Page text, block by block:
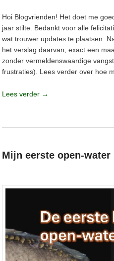
Hoi Blogvrienden! Het doet me
jaar stilte. Bedankt voor alle
wat trouwer updates te plaatsen.
het verslag daarvan, exact een
zonder vermeldenswaardige
frustraties). Lees verder over hoe
Lees verder →
Mijn eerste open-